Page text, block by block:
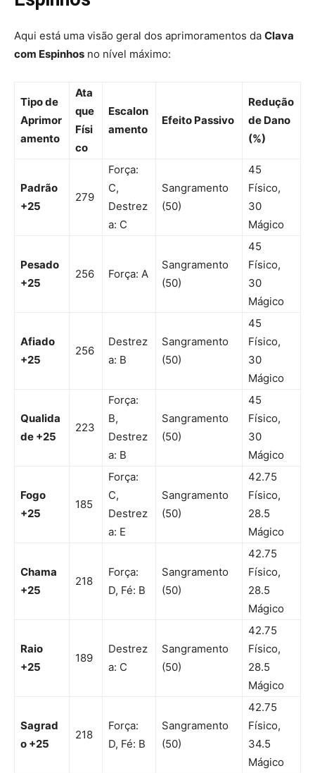
Aqui está uma visão geral dos aprimoramentos da Clava
com Espinhos no nível máximo:
Tipo de
Aprimor
amento
Ata
que
Físi
co
Escalon
amento
Efeito Passivo
Redução
de Dano
(%)
Padrão
+25
279
Força:
C,
Destrez
a: C
Sangramento
(50)
45
Físico,
30
Mágico
Pesado
+25
256 Força: A
Sangramento
(50)
45
Físico,
30
Mágico
Afiado
+25
256
Destrez
a: B
Sangramento
(50)
45
Físico,
30
Mágico
Qualida
de +25
223
Força:
B,
Destrez
a: B
Sangramento
(50)
45
Físico,
30
Mágico
Fogo
+25
185
Força:
C,
Destrez
a: E
Sangramento
(50)
42.75
Físico,
28.5
Mágico
Chama
+25
218
Força:
D, Fé: B
Sangramento
(50)
42.75
Físico,
28.5
Mágico
Raio
+25
189
Destrez
a: C
Sangramento
(50)
42.75
Físico,
28.5
Mágico
Sagrad
o +25
218
Força:
D, Fé: B
Sangramento
(50)
42.75
Físico,
34.5
Mágico